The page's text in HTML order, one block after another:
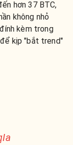
hơn 37 BTC,
không nhỏ
kèm trong
kịp "bắt trend"